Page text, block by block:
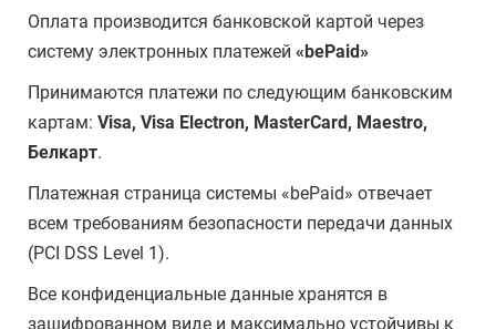
Оплата производится банковской картой через
систему электронных платежей «bePaid»
Принимаются платежи по следующим банковским
картам: Visa, Visa Electron, MasterCard, Maestro,
Белкарт.
Платежная страница системы «bePaid» отвечает
всем требованиям безопасности передачи данных
(PCI DSS Level 1).
Все конфиденциальные данные хранятся в
зашифрованном виде и максимально устойчивы к